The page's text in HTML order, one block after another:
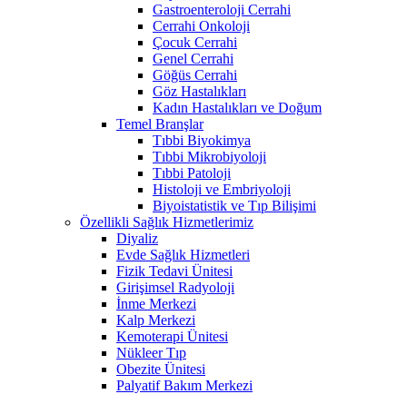
Gastroenteroloji Cerrahi
Cerrahi Onkoloji
Çocuk Cerrahi
Genel Cerrahi
Göğüs Cerrahi
Göz Hastalıkları
Kadın Hastalıkları ve Doğum
Temel Branşlar
Tıbbi Biyokimya
Tıbbi Mikrobiyoloji
Tıbbi Patoloji
Histoloji ve Embriyoloji
Biyoistatistik ve Tıp Bilişimi
Özellikli Sağlık Hizmetlerimiz
Diyaliz
Evde Sağlık Hizmetleri
Fizik Tedavi Ünitesi
Girişimsel Radyoloji
İnme Merkezi
Kalp Merkezi
Kemoterapi Ünitesi
Nükleer Tıp
Obezite Ünitesi
Palyatif Bakım Merkezi